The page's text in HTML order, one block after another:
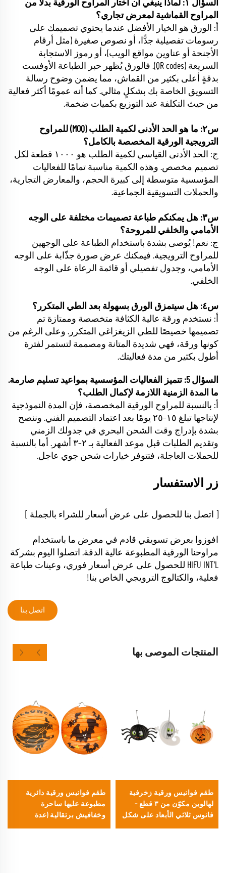
السؤال ١: لماذا ينبغي أن أختار المراوح الورقية بدلًا من
المراوح القماشية لمعرض تجاري؟
أ: الورق هو الخيار الأفضل عندما يحتوي تصميمك على
رسومات تفصيلية جدًّا، أو نصوص صغيرة (مثل أرقام
الأجنحة أو عناوين مواقع الويب)، أو رموز الاستجابة
السريعة (QR codes). فالورق يُظهر حبر الطباعة الأوفست
بدقةٍ أعلى بكثير من القماش، مما يضمن وضوح رسالة
التسويق الخاصة بك بشكلٍ مثالي. كما أنه عمومًا أكثر فعالية
من حيث التكلفة عند التوزيع بكميات ضخمة.
س٢: ما هو الحد الأدنى لكمية الطلب (MOQ) للمراوح
الترويجية الورقية المخصصة بالكامل؟
ج: الحد الأدنى القياسي لكمية الطلب هو ١٠٠٠ قطعة لكل
تصميم مخصص. وهذه الكمية مناسبة تمامًا للفعاليات
المؤسسية متوسطة إلى كبيرة الحجم، والمعارض التجارية،
والحملات التسويقية الجماعية.
س٣: هل يمكنكم طباعة تصميمات مختلفة على الوجه
الأمامي والخلفي للمروحة؟
ج: نعم! يُوصى بشدة باستخدام الطباعة على الوجهين
للمراوح الترويجية. فيمكنك عرض صورة جذّابة على الوجه
الأمامي، وجدول تفصيلي أو قائمة الرعاة على الوجه
الخلفي.
س٤: هل سيتمزق الورق بسهولة بعد الطي المتكرر؟
أ: نستخدم ورقة عالية الكثافة متخصصة وممتازة تم
تصميمها خصيصًا للطي الزيغزاغي المتكرر. وعلى الرغم من
كونها ورقة، فهي شديدة المتانة ومصممة لتستمر لفترة
أطول بكثير من مدة فعاليتك.
السؤال 5: تتميز الفعاليات المؤسسية بمواعيد تسليم صارمة.
ما المدة الزمنية اللازمة لإكمال الطلب؟
أ: بالنسبة للمراوح الورقية المخصصة، فإن المدة النموذجية
لإنتاجها تبلغ ١٥–٢٥ يومًا بعد اعتماد التصميم الفني. وننصح
بشدة بإدراج وقت الشحن البحري في جدولك الزمني
وتقديم الطلبات قبل موعد الفعالية بـ ٢–٣ أشهر. أما بالنسبة
للحملات العاجلة، فتتوفر خيارات شحن جوي عاجل.
زر الاستفسار
[ اتصل بنا للحصول على عرض أسعار للشراء بالجملة ]
افوزوا بعرض تسويقي قادم في معرض ما باستخدام
مراوحنا الورقية المطبوعة عالية الدقة. اتصلوا اليوم بشركة
HIFU INT'L للحصول على عرض أسعار فوري، وعينات طباعة
فعلية، والكتالوج الترويجي الخاص بنا!
اتصل بنا
المنتجات الموصى بها
طقم فوانيس ورقية زخرفية
لهالوين مكوّن من ٣ قطع –
فانوس ثلاثي الأبعاد على شكل
طقم فوانيس ورقية دائرية
مطبوعة عليها ساحرة
وخفافيش برتقالية (عدة